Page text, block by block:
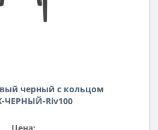
черный с кольцом
ЧЕРНЫЙ-Riv100